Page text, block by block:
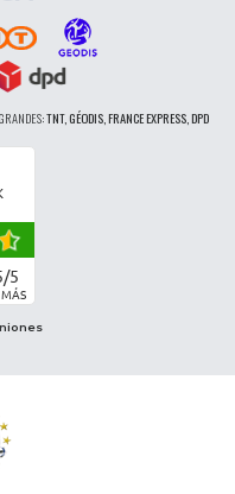
TNT, GÉODIS, FRANCE EXPRESS, DPD
/5
MÁS